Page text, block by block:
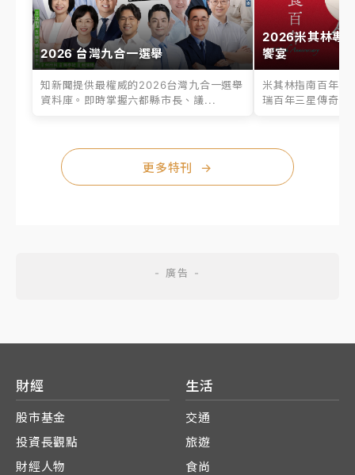
2026 台灣九合一選舉
知新聞提供最權威的2026台灣九合一選舉
資料庫。即時掌握六都縣市長、議...
2026米其林專
饗宴
米其林指南百年之
瑞百年三星傳奇、
更多特刊 →
財經
股市基金
投資長觀點
財經人物
生活
交通
旅遊
食尚